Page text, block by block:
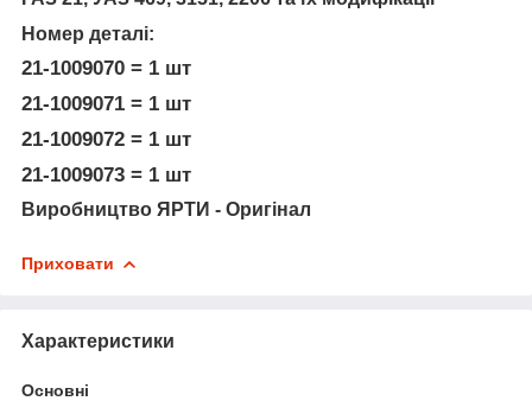
Номер деталі:
21-1009070 = 1 шт
21-1009071 = 1 шт
21-1009072 = 1 шт
21-1009073 = 1 шт
Виробництво ЯРТИ - Оригінал
Приховати
Характеристики
Основні